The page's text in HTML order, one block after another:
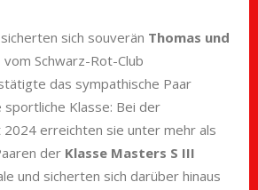
sicherten sich souverän Thomas und
vom Schwarz-Rot-Club
das sympathische Paar
sportliche Klasse: Bei der
erreichten sie unter mehr als
der Klasse Masters S III
und sicherten sich darüber hinaus